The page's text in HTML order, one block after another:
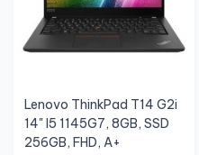
Lenovo ThinkPad T14 G2i
14" I5 1145G7, 8GB, SSD
256GB, FHD, A+